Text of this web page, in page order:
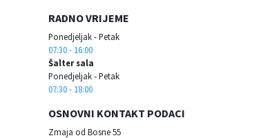
RADNO VRIJEME
Ponedjeljak - Petak
07:30 - 16:00
Šalter sala
Ponedjeljak - Petak
07:30 - 18:00
OSNOVNI KONTAKT PODACI
Zmaja od Bosne 55